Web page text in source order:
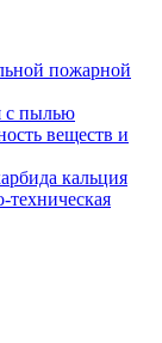
пожарной
с пылью
веществ и
кальция